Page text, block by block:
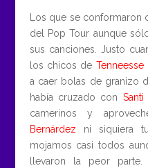
Los que se conformaron
del Pop Tour aunque
sus canciones. Justo
los chicos de Tenneesse
a caer bolas de granizo
había cruzado con
camerinos y
Bernárdez ni siquiera
mojamos casi todos
llevaron la peor parte.